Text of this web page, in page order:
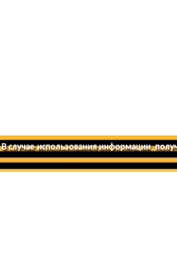
В случае использования информации,